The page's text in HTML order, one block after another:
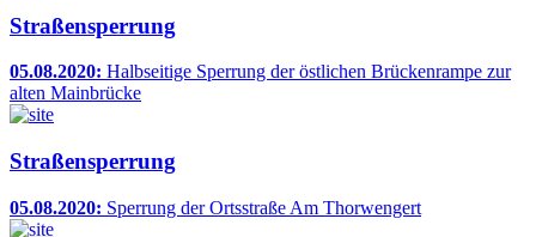
Straßensperrung
05.08.2020: Halbseitige Sperrung der östlichen Brückenrampe zur
alten Mainbrücke
Straßensperrung
05.08.2020: Sperrung der Ortsstraße Am Thorwengert